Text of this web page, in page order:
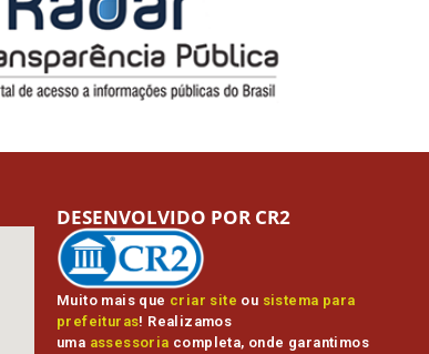
Muito mais que criar site ou sistema para
prefeituras! Realizamos
uma assessoria completa, onde garantimos
DESENVOLVIDO POR CR2